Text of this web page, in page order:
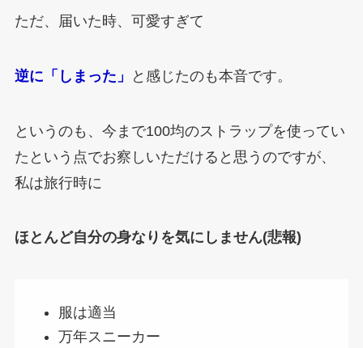
ただ、届いた時、可愛すぎて
逆に「しまった」 と感じたのも本音です。
というのも、今まで100均のストラップを使ってい
たという点でお察しいただけると思うのですが、
私は旅行時に
ほとんど自分の身なりを気にしません(悲報)
服は適当
万年スニーカー